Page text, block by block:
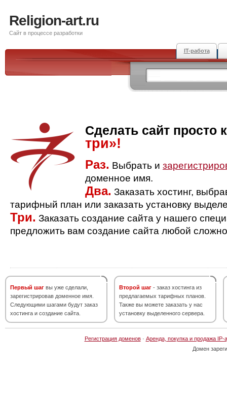
Religion-art.ru
Сайт в процессе разработки
IT-работа
Сделать сайт просто
три»!
Раз. Выбрать и
доменное имя.
Два. Заказать хостинг,
тарифный план или заказать установку
Три. Заказать создание сайта у нашего
предложить вам создание сайта любой
Первый шаг вы уже сделали,
зарегистрировав доменное имя.
Следующими шагами будут заказ
хостинга и создание сайта.
Второй шаг - заказ хостинга из
предлагаемых тарифных планов.
Также вы можете заказать у нас
установку выделенного сервера.
Регистрация доменов· Аренда, покупка и продажа IP-
Домен